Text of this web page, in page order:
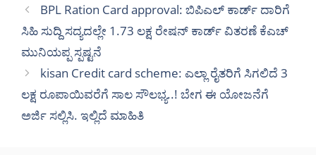
BPL Ration Card approval: ಬಿಪಿಎಲ್ ಕಾರ್ಡ್ ದಾರಿಗೆ
ಸಿಹಿ ಸುದ್ದಿ ಸದ್ಯದಲ್ಲೇ 1.73 ಲಕ್ಷ ರೇಷನ್ ಕಾರ್ಡ್ ವಿತರಣೆ ಕೆಎಚ್
ಮುನಿಯಪ್ಪ ಸ್ಪಷ್ಟನೆ
kisan Credit card scheme: ಎಲ್ಲಾ ರೈತರಿಗೆ ಸಿಗಲಿದೆ 3
ಲಕ್ಷ ರೂಪಾಯಿವರೆಗೆ ಸಾಲ ಸೌಲಭ್ಯ..! ಬೇಗ ಈ ಯೋಜನೆಗೆ
ಅರ್ಜಿ ಸಲ್ಲಿಸಿ. ಇಲ್ಲಿದೆ ಮಾಹಿತಿ